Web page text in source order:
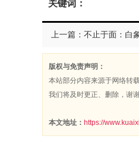
关键词：
版权与免责声明：
本站部分内容来源于网络转
我们将及时更正、删除，谢谢
本文地址： https://